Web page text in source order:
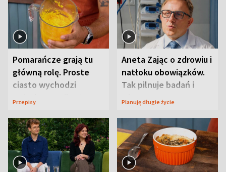
Pomarańcze grają tu
główną rolę. Proste
ciasto wychodzi
wyjątkowo wilgotne
Przepisy
Aneta Zając o zdrowiu i
natłoku obowiązków.
Tak pilnuje badań i
wizyt
Planuję długie życie